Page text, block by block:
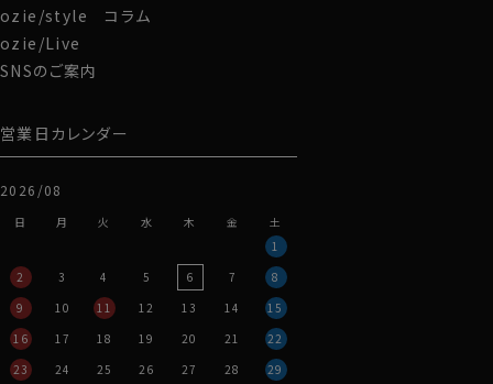
カフス部分はコンバーチブルカフスになっておりますの
スポット商品につき再入荷はございませんのでご了承く
50321
ozie/style コラム
ozie/Live
SNSのご案内
営業日カレンダー
2026/08
日 月 火 水 木 金
土
1
2
3 4 5 6 7
8
9
10 11 12 13 14
15
16
17 18 19 20 21
22
23
24 25 26 27 28 29